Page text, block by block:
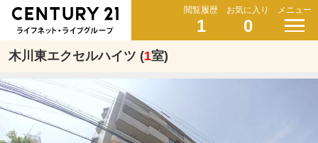
閲覧履歴
1
お気に入り
0
メニュー
木川東エクセルハイツ (1室)